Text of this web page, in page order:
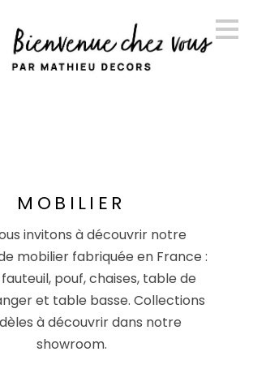
MOBILIER
invitons à découvrir notre
mobilier fabriquée en France :
pouf, chaises, table de
et table basse. Collections
à découvrir dans notre
showroom.